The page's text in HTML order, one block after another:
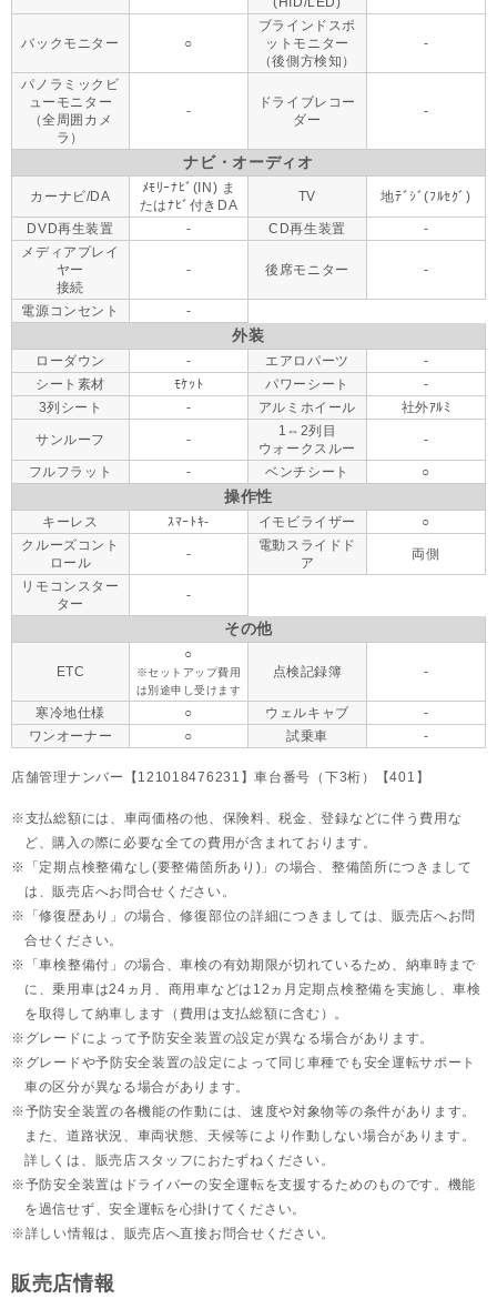
バックモニター ○
ブラインドスポ
ットモニター
（後側方検知）
-
パノラミックビ
ューモニター
（全周囲カメ
ラ）
-
ドライブレコー
ダー
-
ナビ・オーディオ
カーナビ/DA
ﾒﾓﾘｰﾅﾋﾞ(IN) ま
たはﾅﾋﾞ付きDA
TV 地ﾃﾞｼﾞ(ﾌﾙｾｸﾞ)
DVD再生装置 - CD再生装置
-
メディアプレイ
ヤー
接続
- 後席モニター -
電源コンセント -
外装
ローダウン - エアロパーツ
-
シート素材
ﾓｹｯﾄ パワーシート
-
3列シート
- アルミホイール 社外ｱﾙﾐ
サンルーフ -
1⇔2列目
ウォークスルー
-
フルフラット - ベンチシート ○
操作性
キーレス ｽﾏｰﾄｷ- イモビライザー
○
クルーズコント
ロール
-
電動スライドド
ア
両側
リモコンスター
ター
-
その他
ETC
○
※セットアップ費用
は別途申し受けます
点検記録簿 -
寒冷地仕様 ○ ウェルキャブ
-
ワンオーナー
○ 試乗車 -
店舗管理ナンバー【121018476231】車台番号（下3桁）【401】
支払総額には、車両価格の他、保険料、税金、登録などに伴う費用な
ど、購入の際に必要な全ての費用が含まれております。
「定期点検整備なし(要整備箇所あり)」の場合、整備箇所につきまして
は、販売店へお問合せください。
「修復歴あり」の場合、修復部位の詳細につきましては、販売店へお問
合せください。
「車検整備付」の場合、車検の有効期限が切れているため、納車時まで
に、乗用車は24ヵ月、 商用車などは12ヵ月定期点検整備を実施し、車検
を取得して納車します（費用は支払総額に含む）。
グレードによって予防安全装置の設定が異なる場合があります。
グレードや予防安全装置の設定によって同じ車種でも安全運転サポート
車の区分が異なる場合があります。
予防安全装置の各機能の作動には、速度や対象物等の条件があります。
また、道路状況、車両状態、天候等により作動しない場合があります。
詳しくは、販売店スタッフにおたずねください。
予防安全装置はドライバーの安全運転を支援するためのものです。機能
を過信せず、安全運転を心掛けてください。
詳しい情報は、販売店へ直接お問合せください。
販売店情報